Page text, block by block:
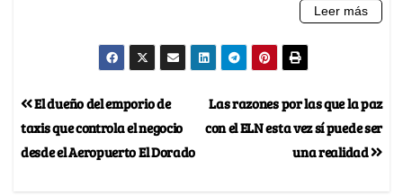
Las razones por las que la paz
con el ELN esta vez sí puede ser
una realidad
El dueño del emporio de
taxis que controla el negocio
desde el Aeropuerto El Dorado